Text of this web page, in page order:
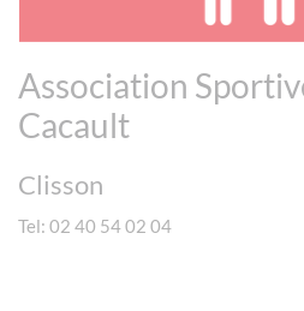
Association
Cacault
Clisson
Tel: 02 40 54 02 04